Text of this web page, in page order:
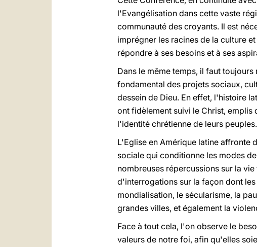
l'Evangélisation dans cette vaste
communauté des croyants. Il est
imprégner les racines de la culture
répondre à ses besoins et à ses
Dans le même temps, il faut
fondamental des projets sociaux,
dessein de Dieu. En effet, l'histoire
ont fidèlement suivi le Christ,
l'identité chrétienne de leurs
L'Eglise en Amérique latine affronte
sociale qui conditionne les modes
nombreuses répercussions sur la
d'interrogations sur la façon dont
mondialisation, le sécularisme, la
grandes villes, et également la
Face à tout cela, l'on observe le
valeurs de notre foi, afin qu'elles